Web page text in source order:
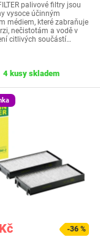
palivové filtry jsou
vysoce účinným
médiem, které zabraňuje
nečistotám a vodě v
citlivých součástí…
4 kusy skladem
-36 %